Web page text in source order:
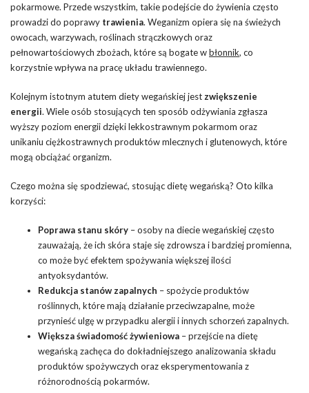
pokarmowe. Przede wszystkim, takie podejście do żywienia często
prowadzi do poprawy trawienia. Weganizm opiera się na świeżych
owocach, warzywach, roślinach strączkowych oraz
pełnowartościowych zbożach, które są bogate wbłonnik, co
korzystnie wpływa na pracę układu trawiennego.
Kolejnym istotnym atutem diety wegańskiej jest zwiększenie
energii. Wiele osób stosujących ten sposób odżywiania zgłasza
wyższy poziom energii dzięki lekkostrawnym pokarmom oraz
unikaniu ciężkostrawnych produktów mlecznych i glutenowych, które
mogą obciążać organizm.
Czego można się spodziewać, stosując dietę wegańską? Oto kilka
korzyści:
Poprawa stanu skóry – osoby na diecie wegańskiej często
zauważają, że ich skóra staje się zdrowsza i bardziej promienna,
co może być efektem spożywania większej ilości
antyoksydantów.
Redukcja stanów zapalnych – spożycie produktów
roślinnych, które mają działanie przeciwzapalne, może
przynieść ulgę w przypadku alergii i innych schorzeń zapalnych.
Większa świadomość żywieniowa – przejście na dietę
wegańską zachęca do dokładniejszego analizowania składu
produktów spożywczych oraz eksperymentowania z
różnorodnością pokarmów.